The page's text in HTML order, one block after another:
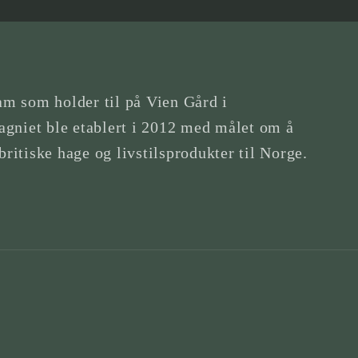
som holder til på Vien Gård i
ble etablert i 2012 med målet om å
hage og livstilsprodukter til Norge.